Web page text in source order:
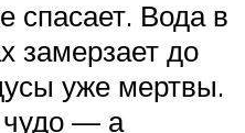
спасает. Вода в
замерзает до
уже мертвы.
чудо — а